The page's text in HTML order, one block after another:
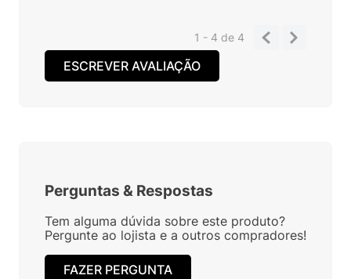
1 - 4de 4
ESCREVER AVALIAÇÃO
Perguntas & Respostas
Tem alguma dúvida sobre este produto?
Pergunte ao lojista e a outros compradores!
FAZER PERGUNTA